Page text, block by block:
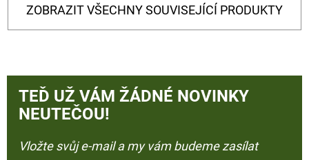
ZOBRAZIT VŠECHNY SOUVISEJÍCÍ PRODUKTY
TEĎ UŽ VÁM ŽÁDNÉ NOVINKY
NEUTEČOU!
Vložte svůj e-mail a my vám budeme zasílat